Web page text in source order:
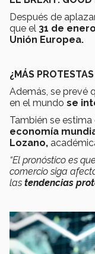
Después de
que el 31 de
Unión Europea.
¿MÁS
Además, se prevé
en el mundo se
También se estima
economía
Lozano,
“El pronóstico es
comercio siga
las tendencias